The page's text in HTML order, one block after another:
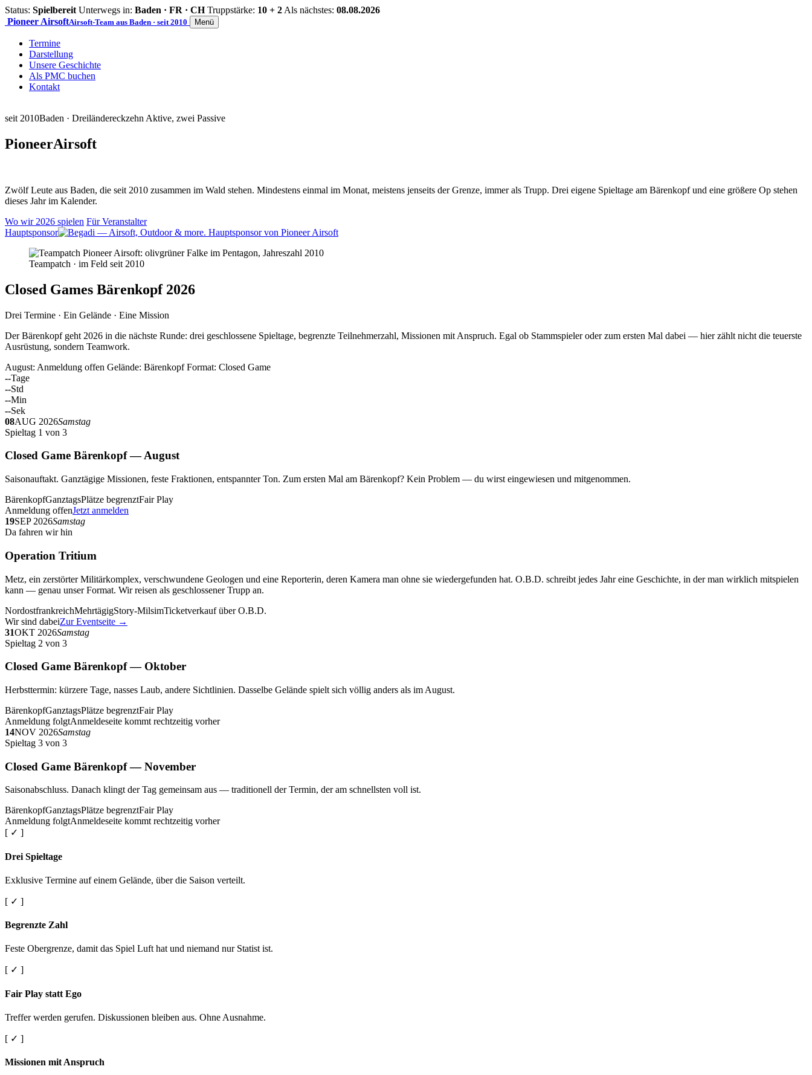
Status: Spielbereit Unterwegs in: Baden · FR · CH Truppstärke: 10 + 2 Als nächstes: 08.08.2026
Pioneer AirsoftAirsoft-Team aus Baden · seit 2010 Menü
Termine
Darstellung
Unsere Geschichte
Als PMC buchen
Kontakt
seit 2010Baden · Dreiländereckzehn Aktive, zwei Passive
PioneerAirsoft
Zwölf Leute aus Baden, die seit 2010 zusammen im Wald stehen. Mindestens einmal im Monat, meistens jenseits der Grenze, immer als Trupp. Drei eigene Spieltage am Bärenkopf und eine größere Op stehen
dieses Jahr im Kalender.
Wo wir 2026 spielen Für Veranstalter
Hauptsponsor
Teampatch · im Feld seit 2010
Closed Games Bärenkopf 2026
Drei Termine · Ein Gelände · Eine Mission
Der Bärenkopf geht 2026 in die nächste Runde: drei geschlossene Spieltage, begrenzte Teilnehmerzahl, Missionen mit Anspruch. Egal ob Stammspieler oder zum ersten Mal dabei — hier zählt nicht die teuerste
Ausrüstung, sondern Teamwork.
August: Anmeldung offen Gelände: Bärenkopf Format: Closed Game
--Tage
--Std
--Min
--Sek
08AUG 2026Samstag
Spieltag 1 von 3
Closed Game Bärenkopf — August
Saisonauftakt. Ganztägige Missionen, feste Fraktionen, entspannter Ton. Zum ersten Mal am Bärenkopf? Kein Problem — du wirst eingewiesen und mitgenommen.
BärenkopfGanztagsPlätze begrenztFair Play
Anmeldung offenJetzt anmelden
19SEP 2026Samstag
Da fahren wir hin
Operation Tritium
Metz, ein zerstörter Militärkomplex, verschwundene Geologen und eine Reporterin, deren Kamera man ohne sie wiedergefunden hat. O.B.D. schreibt jedes Jahr eine Geschichte, in der man wirklich mitspielen
kann — genau unser Format. Wir reisen als geschlossener Trupp an.
NordostfrankreichMehrtägigStory-MilsimTicketverkauf über O.B.D.
Wir sind dabeiZur Eventseite →
31OKT 2026Samstag
Spieltag 2 von 3
Closed Game Bärenkopf — Oktober
Herbsttermin: kürzere Tage, nasses Laub, andere Sichtlinien. Dasselbe Gelände spielt sich völlig anders als im August.
BärenkopfGanztagsPlätze begrenztFair Play
Anmeldung folgtAnmeldeseite kommt rechtzeitig vorher
14NOV 2026Samstag
Spieltag 3 von 3
Closed Game Bärenkopf — November
Saisonabschluss. Danach klingt der Tag gemeinsam aus — traditionell der Termin, der am schnellsten voll ist.
BärenkopfGanztagsPlätze begrenztFair Play
Anmeldung folgtAnmeldeseite kommt rechtzeitig vorher
[ ✓ ]
Drei Spieltage
Exklusive Termine auf einem Gelände, über die Saison verteilt.
[ ✓ ]
Begrenzte Zahl
Feste Obergrenze, damit das Spiel Luft hat und niemand nur Statist ist.
[ ✓ ]
Fair Play statt Ego
Treffer werden gerufen. Diskussionen bleiben aus. Ohne Ausnahme.
[ ✓ ]
Missionen mit Anspruch